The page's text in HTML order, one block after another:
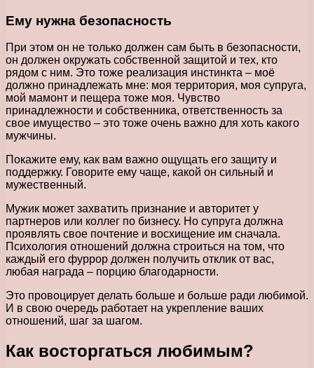
Ему нужна безопасность
При этом он не только должен сам быть в безопасности,
он должен окружать собственной защитой и тех, кто
рядом с ним. Это тоже реализация инстинкта – моё
должно принадлежать мне: моя территория, моя супруга,
мой мамонт и пещера тоже моя. Чувство
принадлежности и собственника, ответственность за
свое имущество – это тоже очень важно для хоть какого
мужчины.
Покажите ему, как вам важно ощущать его защиту и
поддержку. Говорите ему чаще, какой он сильный и
мужественный.
Мужик может захватить признание и авторитет у
партнеров или коллег по бизнесу. Но супруга должна
проявлять свое почтение и восхищение им сначала.
Психология отношений должна строиться на том, что
каждый его фуррор должен получить отклик от вас,
любая награда – порцию благодарности.
Это провоцирует делать больше и больше ради любимой.
И в свою очередь работает на укрепление ваших
отношений, шаг за шагом.
Как восторгаться любимым?